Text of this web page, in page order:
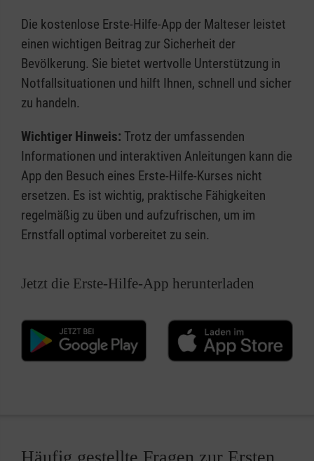
Die kostenlose Erste-Hilfe-App der Malteser leistet
einen wichtigen Beitrag zur Sicherheit der
Bevölkerung. Sie bietet wertvolle Unterstützung in
Notfallsituationen und hilft Ihnen, schnell und sicher
zu handeln.
Wichtiger Hinweis: Trotz der umfassenden
Informationen und interaktiven Anleitungen kann die
App den Besuch eines Erste-Hilfe-Kurses nicht
ersetzen. Es ist wichtig, praktische Fähigkeiten
regelmäßig zu üben und aufzufrischen, um im
Ernstfall optimal vorbereitet zu sein.
Jetzt die Erste-Hilfe-App herunterladen